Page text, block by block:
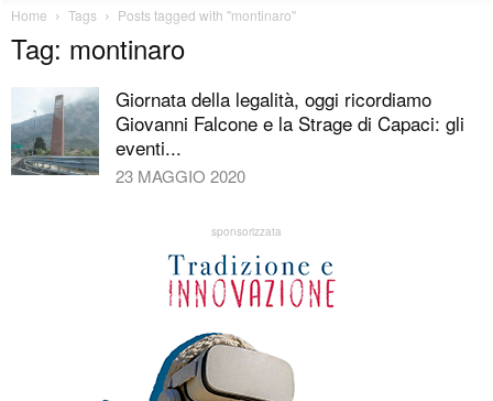
Home Tags Posts tagged with "montinaro"
Tag: montinaro
Giornata della legalità, oggi ricordiamo
Giovanni Falcone e la Strage di Capaci: gli
eventi...
23 MAGGIO 2020
sponsorizzata